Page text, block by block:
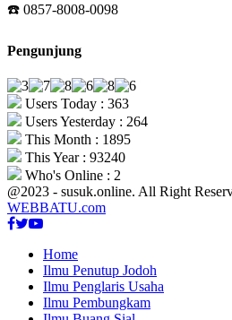
☎️ 0857-8008-0098
Pengunjung
Users Today : 363
Users Yesterday : 264
This Month : 1895
This Year : 93240
Who's Online : 2
@2023 - susuk.online. All Right
WEBBATU.com
Facebook
Twitter
Youtube
Home
Ilmu Penutup Jodoh
Ilmu Penglaris Usaha
Ilmu Pembungkam